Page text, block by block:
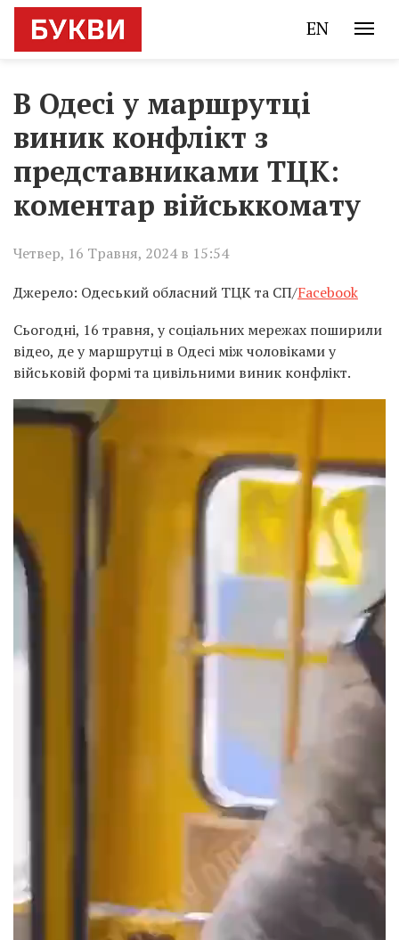
EN
В Одесі у маршрутці
виник конфлікт з
представниками ТЦК:
коментар військкомату
Четвер, 16 Травня, 2024 в 15:54
Джерело: Одеський обласний ТЦК та СП/Facebook
Сьогодні, 16 травня, у соціальних мережах поширили
відео, де у маршрутці в Одесі між чоловіками у
військовій формі та цивільними виник конфлікт.